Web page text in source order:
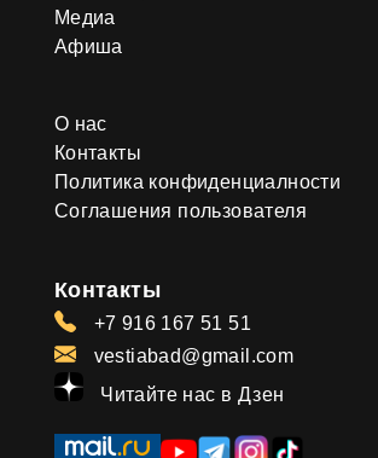
Медиа
Афиша
О нас
Контакты
Политика конфиденциалности
Соглашения пользователя
Контакты
+7 916 167 51 51
vestiabad@gmail.com
Читайте нас в Дзен